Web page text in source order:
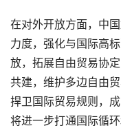
在对外开放方面，中
力度，强化与国际高
放，拓展自由贸易协
共建，维护多边自由
捍卫国际贸易规则，
将进一步打通国际循